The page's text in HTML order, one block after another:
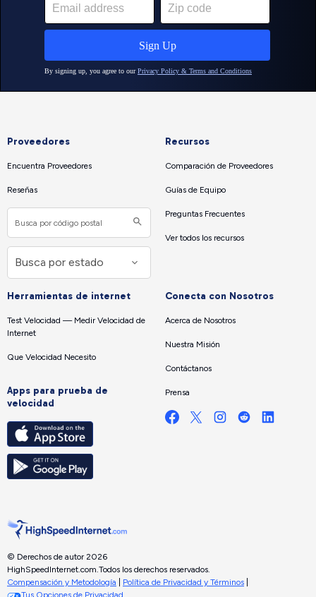
Proveedores
Encuentra Proveedores
Reseñas
Recursos
Comparación de Proveedores
Guías de Equipo
Preguntas Frecuentes
Ver todos los recursos
Herramientas de internet
Test Velocidad — Medir Velocidad de
Internet
Que Velocidad Necesito
Apps para prueba de
velocidad
Conecta con Nosotros
Acerca de Nosotros
Nuestra Misión
Contáctanos
Prensa
© Derechos de autor 2026
HighSpeedInternet.com. Todos los derechos reservados.
Compensación y Metodología
Política de Privacidad y Términos
Tus Opciones de Privacidad